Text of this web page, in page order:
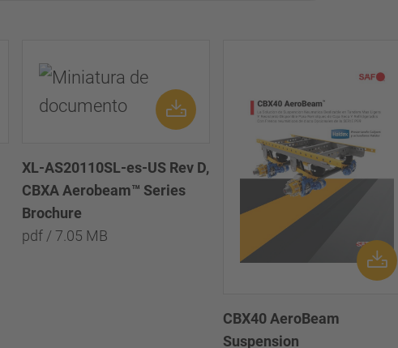
XL-AS20110SL-es-US Rev D,
CBXA Aerobeam™ Series
Brochure
pdf / 7.05 MB
CBX40 AeroBeam
Suspension